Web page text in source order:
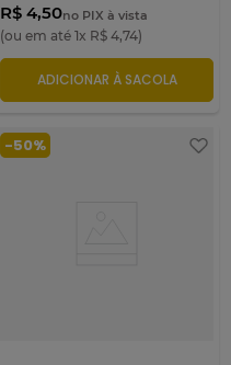
R$ 4,50no PIX à vista
(ou em até 1x R$ 4,74)
ADICIONAR À SACOLA
-50%